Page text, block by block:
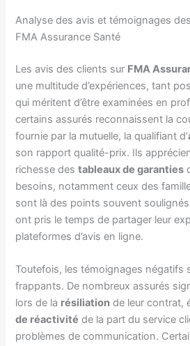
Analyse des avis et témoignages
FMA Assurance Santé
Les avis des clients sur FMA
une multitude d’expériences, tant
qui méritent d’être examinées en
certains assurés reconnaissent la
fournie par la mutuelle, la qualifiant d’
son rapport qualité-prix. Ils
richesse destableaux de garanties
besoins, notamment ceux des
sont là des points souvent
ont pris le temps de partager leur
plateformes d’avis en ligne.
Toutefois, les témoignages négatifs
frappants. De nombreux assurés
lors de la résiliation de leur contrat,
de réactivité de la part du service
problèmes de communication.